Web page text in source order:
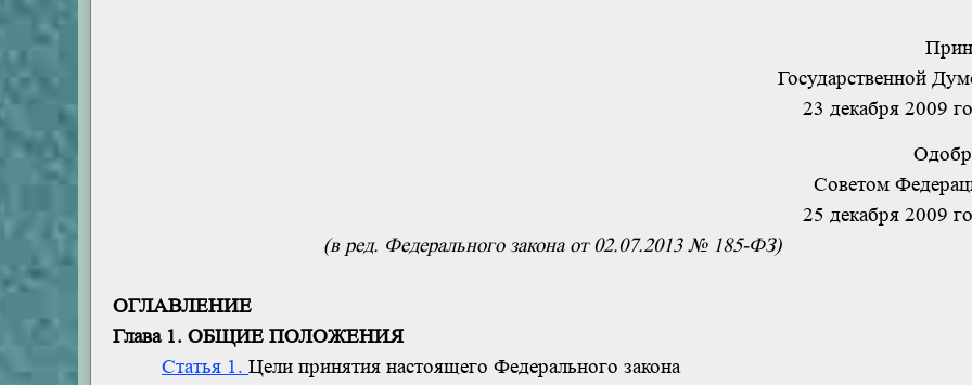
Государственной
23 декабря 2009
Советом
25 декабря 2009
(в ред. Федерального закона от 02.07.2013 № 185-ФЗ)
ОГЛАВЛЕНИЕ
Глава 1. ОБЩИЕ ПОЛОЖЕНИЯ
Статья 1.Цели принятия настоящего Федерального закона